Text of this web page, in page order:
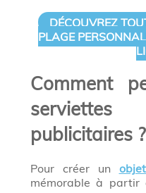
DÉCOUVREZ
PLAGE
Comment
publicitaires ?
Pour créer un
mémorable à partir